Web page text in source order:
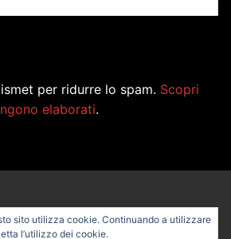
per ridurre lo spam. Scopri
elaborati.
sito utilizza cookie. Continuando a utilizzare
l’utilizzo dei cookie.